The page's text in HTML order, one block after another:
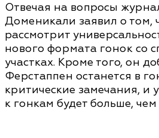
Отвечая на вопросы
Доменикали заявил о том,
рассмотрит
нового формата гонок со
участках. Кроме того, он
Ферстаппен останется в
критические замечания, и
к гонкам будет больше,